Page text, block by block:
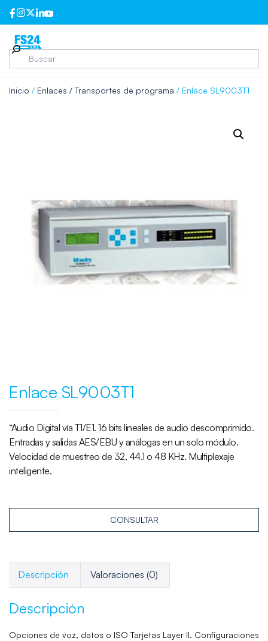
Inicio / Enlaces / Transportes de programa / Enlace SL9003T1
Enlace SL9003T1
“Audio Digital vía T1/E1. 16 bits lineales de audio descomprimido.
Entradas y salidas AES/EBU y análogas en un solo módulo.
Velocidad de muestreo de 32, 44.1 o 48 KHz. Multiplexaje
inteligente.
CONSULTAR
Descripción Valoraciones (0)
Descripción
Opciones de voz, datos o ISO Tarjetas Layer II. Configuraciones